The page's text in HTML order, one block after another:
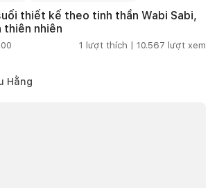
thiết kế theo tinh thần Wabi Sabi,
thiên nhiên
1 lượt thích | 10.567 lượt xem
Hằng